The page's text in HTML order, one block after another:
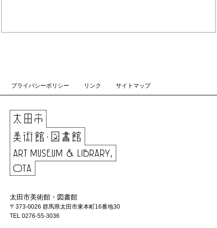
プライバシーポリシー リンク サイトマップ
太田市美術館・図書館
〒373-0026 群馬県太田市東本町16番地30
TEL 0276-55-3036